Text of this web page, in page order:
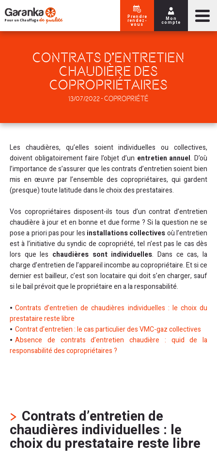
Prendre
rendez-
vous
Mon
compte
CONTRATS D’ENTRETIEN
CHAUDIÈRE DES
COPROPRIÉTAIRES
13/07/2022 - Copropriété
Les chaudières, qu’elles soient individuelles ou collectives,
doivent obligatoirement faire l’objet d’un entretien annuel. D’où
l’importance de s’assurer que les contrats d’entretien soient bien
mis en œuvre par l’ensemble des copropriétaires, qui gardent
(presque) toute latitude dans le choix des prestataires.
Vos copropriétaires disposent-ils tous d’un contrat d’entretien
chaudière à jour et en bonne et due forme ? Si la question ne se
pose a priori pas pour les installations collectivesoù l’entretien
est à l’initiative du syndic de copropriété, tel n’est pas le cas dès
lors que les chaudières sont individuelles. Dans ce cas, la
charge d’entretien de l’appareil incombe au copropriétaire. Et si ce
dernier est bailleur, c’est son locataire qui doit s’en charger, sauf
si le bail prévoit que le propriétaire en a la responsabilité.
Contrats d’entretien de chaudières individuelles : le choix du
prestataire reste libre
Contrat d’entretien : le cas particulier des VMC-gaz collectives
Absence de contrats d’entretien chaudière : quid de la
responsabilité des copropriétaires ?
Contrats d’entretien de
chaudières individuelles : le
choix du prestataire reste libre